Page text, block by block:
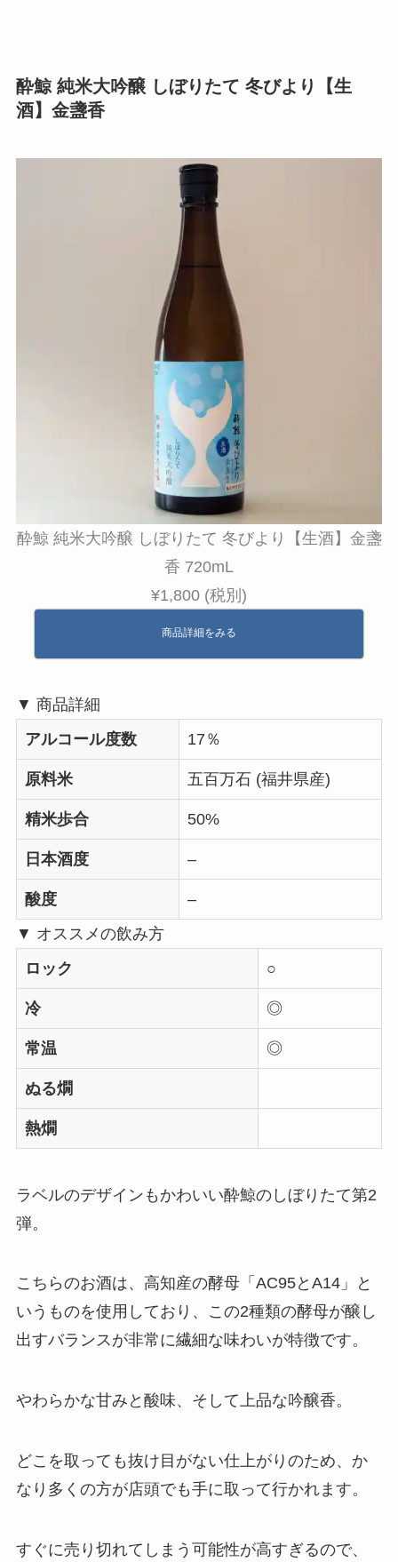
酔鯨 純米大吟醸 しぼりたて 冬びより【生
酒】金盞香
酔鯨 純米大吟醸 しぼりたて 冬びより【生酒】金盞
香 720mL
¥1,800 (税別)
商品詳細をみる
▼ 商品詳細
アルコール度数
17％
原料米 五百万石 (福井県産)
精米歩合 50%
日本酒度 –
酸度
–
▼ オススメの飲み方
ロック
○
冷 ◎
常温 ◎
ぬる燗
熱燗
ラベルのデザインもかわいい酔鯨のしぼりたて第2
弾。
こちらのお酒は、高知産の酵母「AC95とA14」と
いうものを使用しており、この2種類の酵母が醸し
出すバランスが非常に繊細な味わいが特徴です。
やわらかな甘みと酸味、そして上品な吟醸香。
どこを取っても抜け目がない仕上がりのため、か
なり多くの方が店頭でも手に取って行かれます。
すぐに売り切れてしまう可能性が高すぎるので、